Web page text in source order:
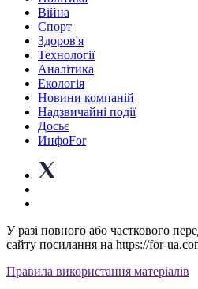
Війна
Спорт
Здоров'я
Технології
Аналітика
Екологія
Новини компаній
Надзвичайні події
Досьє
ИнфоFor
У разі повного або часткового
сайту посилання на https://for-
Правила використання матеріалів